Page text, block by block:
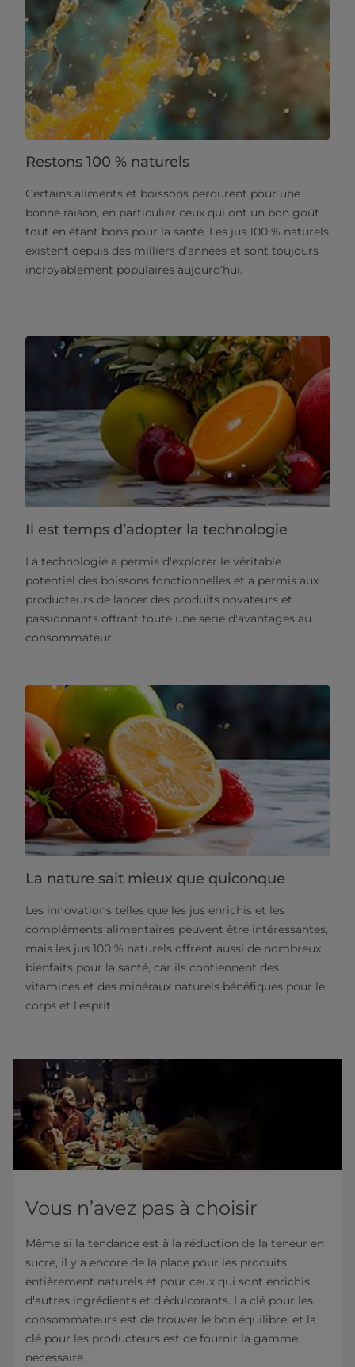
Restons 100 % naturels
Certains aliments et boissons perdurent pour une
bonne raison, en particulier ceux qui ont un bon goût
tout en étant bons pour la santé. Les jus 100 % naturels
existent depuis des milliers d’années et sont toujours
incroyablement populaires aujourd’hui.
Il est temps d’adopter la technologie
La technologie a permis d'explorer le véritable
potentiel des boissons fonctionnelles et a permis aux
producteurs de lancer des produits novateurs et
passionnants offrant toute une série d'avantages au
consommateur.
La nature sait mieux que quiconque
Les innovations telles que les jus enrichis et les
compléments alimentaires peuvent être intéressantes,
mais les jus 100 % naturels offrent aussi de nombreux
bienfaits pour la santé, car ils contiennent des
vitamines et des minéraux naturels bénéfiques pour le
corps et l'esprit.
Vous n’avez pas à choisir
Même si la tendance est à la réduction de la teneur en
sucre, il y a encore de la place pour les produits
entièrement naturels et pour ceux qui sont enrichis
d'autres ingrédients et d'édulcorants. La clé pour les
consommateurs est de trouver le bon équilibre, et la
clé pour les producteurs est de fournir la gamme
nécessaire.